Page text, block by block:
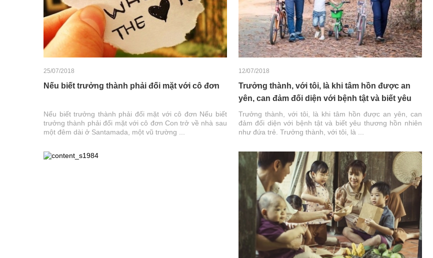
25/07/2018
Nếu biết trưởng thành phải đối mặt với cô đơn
Nếu biết trưởng thành phải đối mặt với cô đơn Nếu biết
trưởng thành phải đối mặt với cô đơn Con trở về nhà sau
một đêm dài ở Santamada, một vũ trường ...
12/07/2018
Trưởng thành, với tôi, là khi tâm hồn được an
yên, can đảm đối diện với bệnh tật và biết yêu
thương hồn nhiên như đứa trẻ.
Trưởng thành, với tôi, là khi tâm hồn được an yên, can
đảm đối diện với bệnh tật và biết yêu thương hồn nhiên
như đứa trẻ. Trưởng thành, với tôi, là ...